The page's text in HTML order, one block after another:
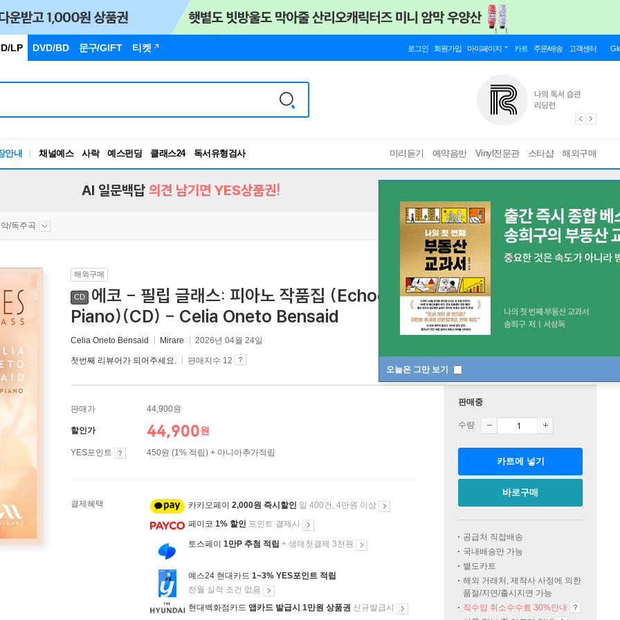
LP DVD/BD 문구/GIFT 티켓 로그인 회원가입 마이페이지 카트 주문/배송 고객센터
안내 채널예스 사락 예스펀딩 클래스24
독서유형검사
RBTI Lab
미리듣기 예약음반 Vinyl전문관 스타샵 해외구매
오늘은 그만 보기
AI 일문백답 의견 남기면 YES상품권!
/독주곡
해외구매
CD
에코 - 필립 글래스: 피아노 작품집 (Echoes - Philip Glass: Works for
Piano)(CD) - Celia Oneto Bensaid
Celia Oneto Bensaid Mirare 2026년 04월 24일
첫번째 리뷰어가 되어주세요. 판매지수 12
판매가 44,900원
할인가 44,900원
YES포인트 450원 (1% 적립) + 마니아추가적립
결제혜택 카카오페이 2,000원 즉시할인 일 400건, 4만원 이상
페이코 1% 할인 포인트 결제시
토스페이 1만P 추첨 적립 + 생애첫결제 3천원
예스24 현대카드 1~3% YES포인트 적립
전월 실적 조건 없음
현대백화점카드 앱카드 발급시 1만원 상품권 신규발급시
판매중
수량
카트에 넣기
바로구매
공급처 직접배송
국내배송만 가능
별도카트
해외 거래처, 제작사 사정에 의한
품절/지연/출시지연 가능
직수입 취소수수료 30%안내